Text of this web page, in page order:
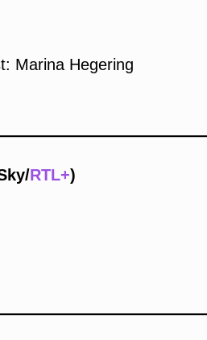
Marina Hegering
RTL+)